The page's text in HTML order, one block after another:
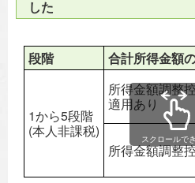
した
段階
合計所得金額
1から5段階
(本人非課税)
所得金額調整
適用あり
所得金額調整
スクロールで